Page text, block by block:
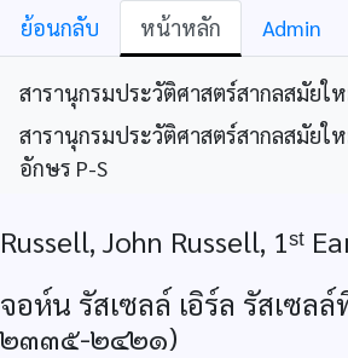
ย้อนกลับ หน้าหลัก Admin
สารานุกรมประวัติศาสตร์สากลสมัยใ
สารานุกรมประวัติศาสตร์สากลสมัยใ
อักษร P-S
Russell, John Russell, 1ˢᵗ
จอห์น รัสเซลล์ เอิร์ล รัสเซล
๒๓๓๕-๒๔๒๑)